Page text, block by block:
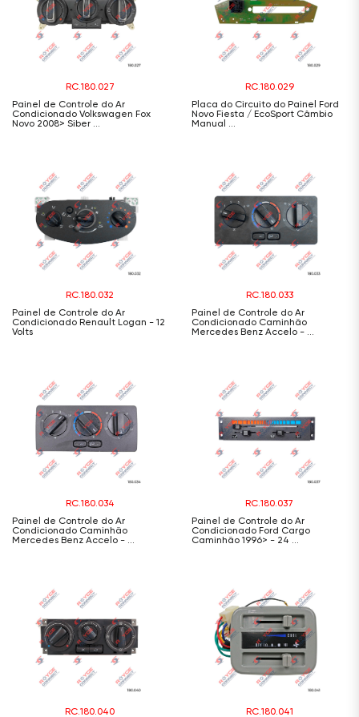
RC.180.027
Painel de Controle do Ar
Condicionado Volkswagen Fox
Novo 2008> Siber ...
RC.180.029
Placa do Circuito do Painel Ford
Novo Fiesta / EcoSport Câmbio
Manual ...
RC.180.032
Painel de Controle do Ar
Condicionado Renault Logan - 12
Volts
RC.180.033
Painel de Controle do Ar
Condicionado Caminhão
Mercedes Benz Accelo - ...
RC.180.034
Painel de Controle do Ar
Condicionado Caminhão
Mercedes Benz Accelo - ...
RC.180.037
Painel de Controle do Ar
Condicionado Ford Cargo
Caminhão 1996> - 24 ...
RC.180.040 RC.180.041